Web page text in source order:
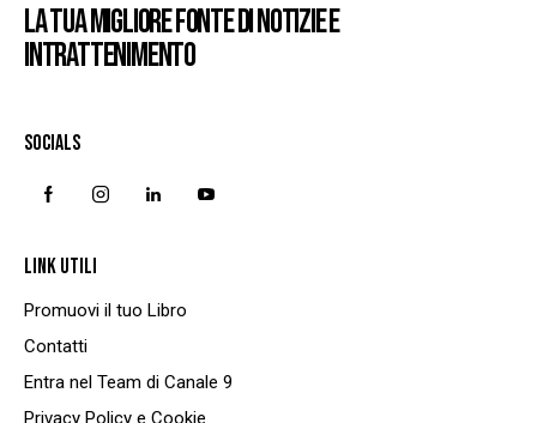
LA TUA MIGLIORE FONTE DI NOTIZIE E
INTRATTENIMENTO
SOCIALS
LINK UTILI
Promuovi il tuo Libro
Contatti
Entra nel Team di Canale 9
Privacy Policy e Cookie